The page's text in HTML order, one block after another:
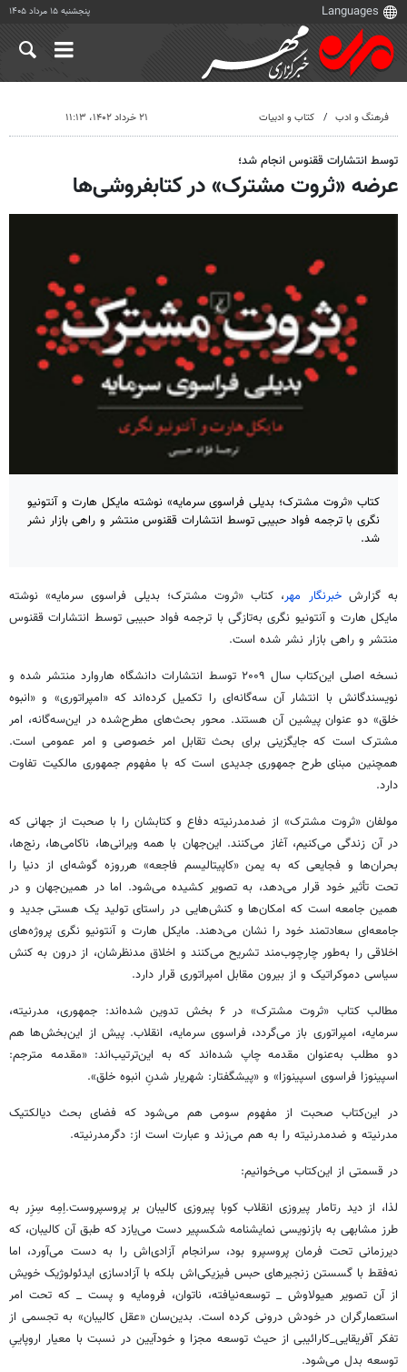
پنجشنبه ۱۵ مرداد ۱۴۰۵
فرهنگ و ادب کتاب و ادبیات ۲۱ خرداد ۱۴۰۲، ۱۱:۱۳
توسط انتشارات ققنوس انجام شد؛
عرضه «ثروت مشترک» در کتابفروشی‌ها
کتاب «ثروت مشترک؛ بدیلی فراسوی سرمایه»‌ نوشته مایکل هارت و آنتونیو
نگری با ترجمه فواد حبیبی توسط انتشارات ققنوس منتشر و راهی بازار نشر
شد.
به گزارشخبرنگار مهر، کتاب «ثروت مشترک؛ بدیلی فراسوی سرمایه»‌ نوشته
مایکل هارت و آنتونیو نگری به‌تازگی با ترجمه فواد حبیبی توسط انتشارات ققنوس
منتشر و راهی بازار نشر شده است.
نسخه اصلی این‌کتاب سال ۲۰۰۹ توسط انتشارات دانشگاه هاروارد منتشر شده و
نویسندگانش با انتشار آن سه‌گانه‌ای را تکمیل کرده‌اند که «امپراتوری» و «انبوه
خلق» دو عنوان پیشین آن هستند. محور بحث‌های مطرح‌شده در این‌سه‌گانه، امر
مشترک است که جایگزینی برای بحث تقابل امر خصوصی و امر عمومی است.
همچنین مبنای طرح جمهوری جدیدی است که با مفهوم جمهوری مالکیت تفاوت
دارد.
مولفان «ثروت مشترک» از ضدمدرنیته دفاع و کتابشان را با صحبت از جهانی که
در آن زندگی می‌کنیم، آغاز می‌کنند. این‌جهان با همه ویرانیها، ناکامیها، رنجها،
بحرانها و فجایعی که به یمن «کاپیتالیسم فاجعه» هرروزه گوشهای از دنیا را
تحت تأثیر خود قرار میدهد، به تصویر کشیده می‌شود. اما در همین‌جهان و در
همین جامعه است که امکانها و کنشهایی در راستای تولید یک هستی جدید و
جامعهای سعادتمند خود را نشان می‌دهند. مایکل هارت و آنتونیو نگری پروژه‌های
اخلاقی را به‌طور چارچوب‌مند تشریح می‌کنند و اخلاق مدنظرشان، از درون به کنش
سیاسی دموکراتیک و از بیرون مقابل امپراتوری قرار دارد.
مطالب کتاب «ثروت مشترک» در ۶ بخش تدوین شده‌اند: جمهوری، مدرنیته،
سرمایه، امپراتوری باز می‌گردد، فراسوی سرمایه، انقلاب. پیش از این‌بخش‌ها هم
دو مطلب به‌عنوان مقدمه چاپ شده‌اند که به این‌ترتیب‌اند: «مقدمه مترجم:
اسپینوزا فراسوی اسپینوزا» و «پیشگفتار: شهریار شدنِ انبوه خلق».
در این‌کتاب صحبت از مفهوم سومی هم می‌شود که فضای بحث دیالکتیک
مدرنیته و ضدمدرنیته را به هم می‌زند و عبارت است از: دگرمدرنیته.
در قسمتی از این‌کتاب می‌خوانیم:
لذا، از دید رتامار پیروزی انقلاب کوبا پیروزی کالیبان بر پروسپروست.اِمِه سِزِر به
طرز مشابهی به بازنویسی نمایشنامه شکسپیر دست می‌یازد که طبق آن کالیبان، که
دیرزمانی تحت فرمان پروسپرو بود، سرانجام آزادی‌اش را به دست می‌آورد، اما
نه‌فقط با گسستن زنجیرهای حبس فیزیکی‌اش بلکه با آزادسازی ایدئولوژیک خویش
از آن تصویر هیولاوش _ توسعه‌نیافته، ناتوان، فرومایه و پست _ که تحت امر
استعمارگران در خودش درونی کرده است. بدین‌سان «عقل کالیبان» به تجسمی از
تفکر آفریقایی_کارائیبی از حیث توسعه مجزا و خودآیین در نسبت با معیار اروپاییِ
توسعه بدل می‌شود.